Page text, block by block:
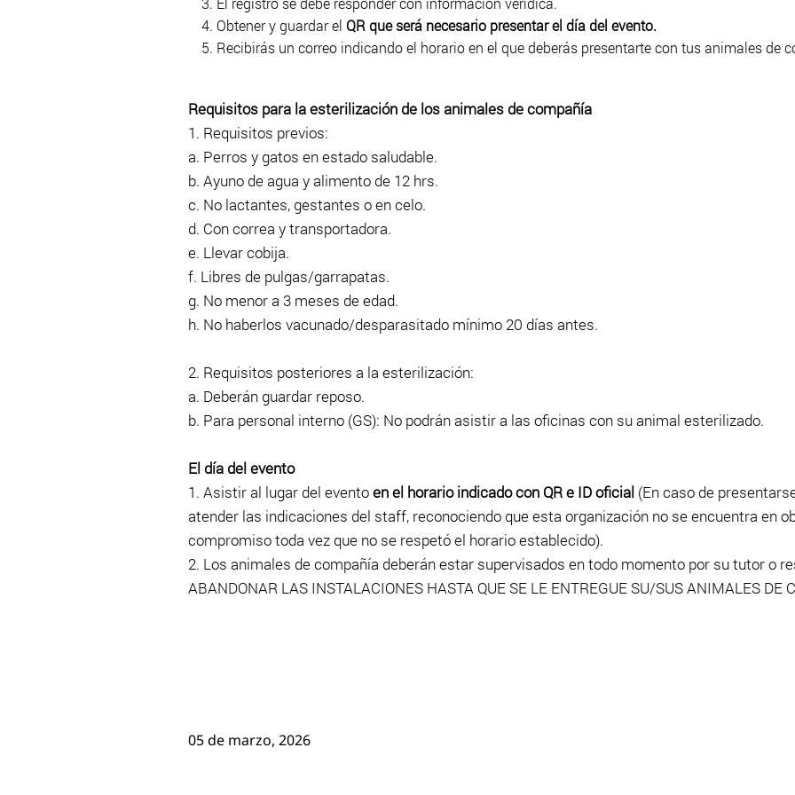
Obtener y guardar el QR que será necesario presentar el día del evento.
Recibirás un correo indicando el horario en el que deberás presentarte con tus animales de
Requisitos para la esterilización de los animales de compañía
1. Requisitos previos:
a. Perros y gatos en estado saludable.
b. Ayuno de agua y alimento de 12 hrs.
c. No lactantes, gestantes o en celo.
d. Con correa y transportadora.
e. Llevar cobija.
f. Libres de pulgas/garrapatas.
g. No menor a 3 meses de edad.
h. No haberlos vacunado/desparasitado mínimo 20 días antes.
2. Requisitos posteriores a la esterilización:
a. Deberán guardar reposo.
b. Para personal interno (GS): No podrán asistir a las oficinas con su animal esterilizado.
El día del evento
1. Asistir al lugar del eventoen el horario indicado con QR e ID oficial (En caso de
atender las indicaciones del staff, reconociendo que esta organización no se encuentra en
compromiso toda vez que no se respetó el horario establecido).
2. Los animales de compañía deberán estar supervisados en todo momento por su tutor o
ABANDONAR LAS INSTALACIONES HASTA QUE SE LE ENTREGUE SU/SUS ANIMALES DE
05 de marzo, 2026